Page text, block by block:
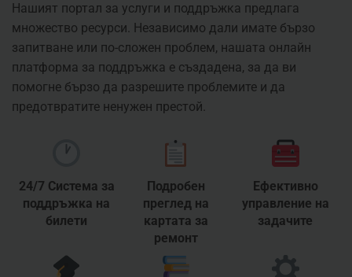
Нашият портал за услуги и поддръжка предлага
множество ресурси. Независимо дали имате бързо
запитване или по-сложен проблем, нашата онлайн
платформа за поддръжка е създадена, за да ви
помогне бързо да разрешите проблемите и да
предотвратите ненужен престой.
24/7 Система за
поддръжка на
билети
Подробен
преглед на
картата за
ремонт
Ефективно
управление на
задачите